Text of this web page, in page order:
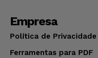
Empresa
Política de Privacidade
Ferramentas para PDF